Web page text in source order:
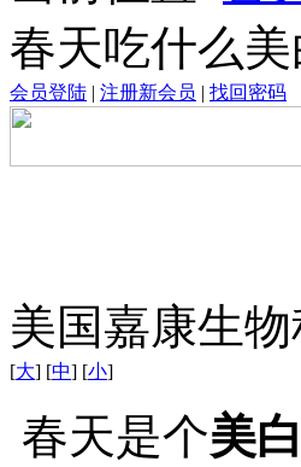
春天吃什么美
会员登陆 | 注册新会员 | 找回密码
美国嘉康生
[大] [中] [小]
春天是个美白